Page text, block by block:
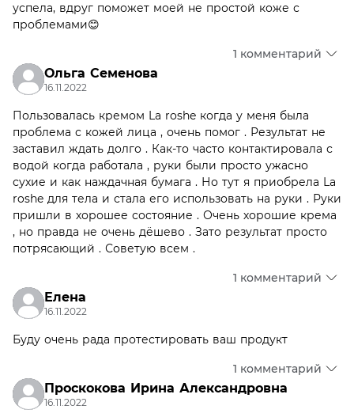
успела, вдруг поможет моей не простой коже с
проблемами😊
1 комментарий
Ольга Семенова
16.11.2022
Пользовалась кремом La roshe когда у меня была
проблема с кожей лица , очень помог . Результат не
заставил ждать долго . Как-то часто контактировала с
водой когда работала , руки были просто ужасно
сухие и как наждачная бумага . Но тут я приобрела La
roshe для тела и стала его использовать на руки . Руки
пришли в хорошее состояние . Очень хорошие крема
, но правда не очень дёшево . Зато результат просто
потрясающий . Советую всем .
1 комментарий
Елена
16.11.2022
Буду очень рада протестировать ваш продукт
1 комментарий
Проскокова Ирина Александровна
16.11.2022